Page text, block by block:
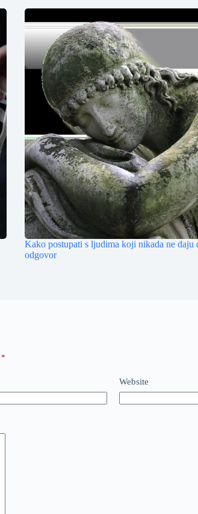
Kako postupati s ljudima koji nikada ne daju
odgovor
*
Website